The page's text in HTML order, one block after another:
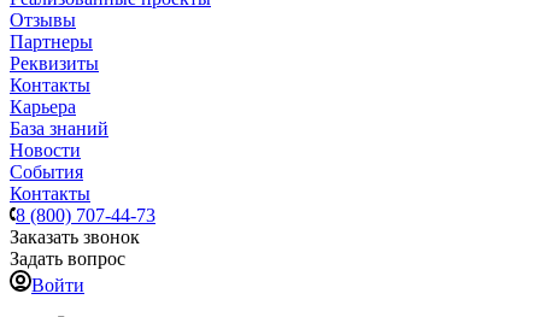
Отзывы
Партнеры
Реквизиты
Контакты
Карьера
База знаний
Новости
События
Контакты
8 (800) 707-44-73
Заказать звонок
Задать вопрос
Войти